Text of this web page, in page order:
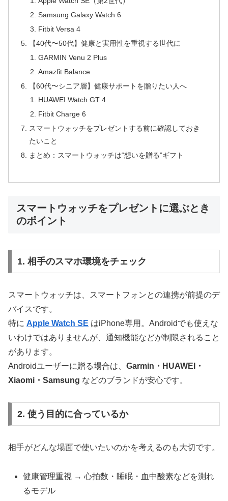
Samsung Galaxy Watch 6
Fitbit Versa 4
【40代〜50代】健康と実用性を重視する世代に
GARMIN Venu 2 Plus
Amazfit Balance
【60代〜シニア層】健康サポートを贈りたい人へ
HUAWEI Watch GT 4
Fitbit Charge 6
スマートウォッチをプレゼントする前に確認しておき
たいこと
まとめ：スマートウォッチは“想いを贈る”ギフト
スマートウォッチをプレゼントに選ぶとき
のポイント
1. 相手のスマホ環境をチェック
スマートウォッチは、スマートフォンとの連携が前提のデ
バイスです。
特に Apple Watch SE はiPhone専用。Androidでも使えな
いわけではありませんが、通知機能などが制限されること
があります。
Androidユーザーに贈る場合は、 Garmin・HUAWEI・
Xiaomi・Samsung などのブランドが安心です。
2. 使う目的に合っているか
相手がどんな場面で使いたいのかを考えるのも大切です。
健康管理重視 → 心拍数・睡眠・血中酸素などを測れ
るモデル